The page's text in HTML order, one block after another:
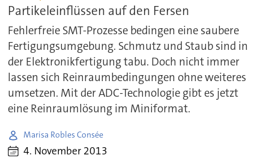
Partikeleinflüssen auf den Fersen
Fehlerfreie SMT-Prozesse bedingen eine saubere
Fertigungsumgebung. Schmutz und Staub sind in
der Elektronikfertigung tabu. Doch nicht immer
lassen sich Reinraumbedingungen ohne weiteres
umsetzen. Mit der ADC-Technologie gibt es jetzt
eine Reinraumlösung im Miniformat.
Marisa Robles Consée
4. November 2013